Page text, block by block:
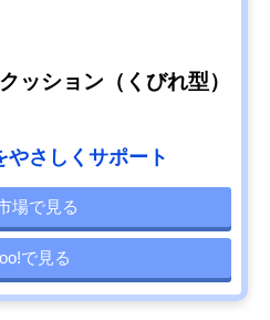
ッション（くびれ型）
さしくサポート
場で見る
で見る